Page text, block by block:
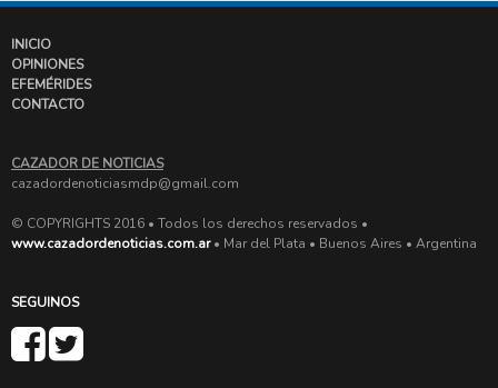
INICIO
OPINIONES
EFEMÉRIDES
CONTACTO
CAZADOR DE NOTICIAS
cazadordenoticiasmdp@gmail.com
© COPYRIGHTS 2016 • Todos los derechos reservados •
www.cazadordenoticias.com.ar• Mar del Plata • Buenos Aires • Argentina
SEGUINOS